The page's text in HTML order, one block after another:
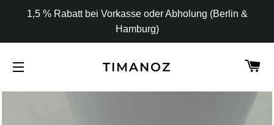
1,5 % Rabatt bei Vorkasse oder Abholung (Berlin &
Hamburg)
TIMANOZ